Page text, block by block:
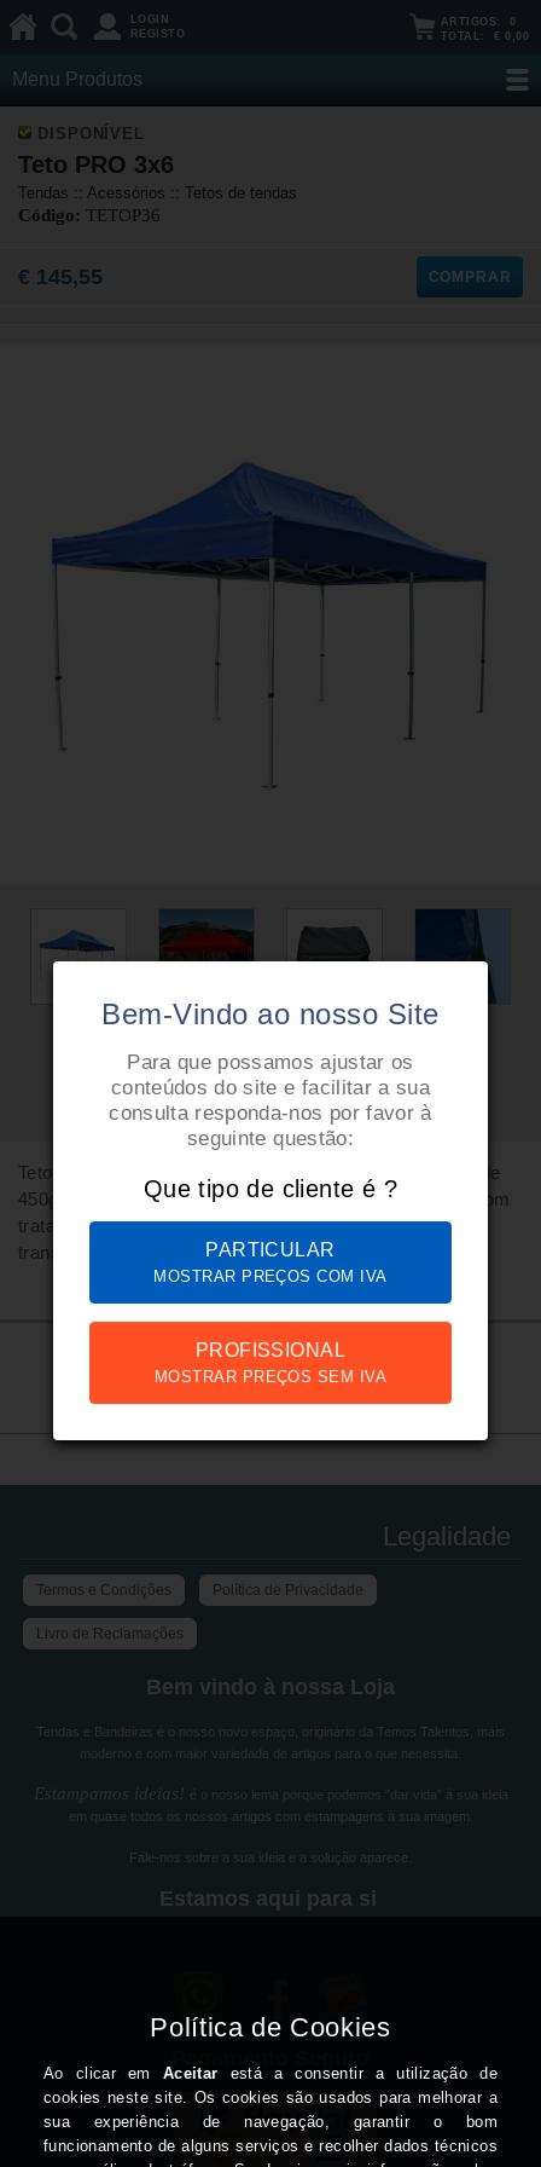
Bem-Vindo ao nosso Site
Para que possamos ajustar os
conteúdos do site e facilitar a sua
consulta responda-nos por favor à
seguinte questão:
Que tipo de cliente é ?
PARTICULAR
MOSTRAR PREÇOS COM IVA
PROFISSIONAL
MOSTRAR PREÇOS SEM IVA
LOGIN
REGISTO
ARTIGOS: 0
TOTAL: € 0,00
Menu Produtos
DISPONÍVEL
Teto PRO 3x6
Tendas :: Acessórios :: Tetos de tendas
Código: TETOP36
€ 145,55 COMPRAR
Tetos para tendas PRO e PREMIUM em lona poliéster de
450gs/m2, 100% impermeáveis e resistentes aos UV, com
tratamento interior resistente ao fogo. Dobrável, fácil de
transportar, vem com saco de arrumação incluído.
Legalidade
Termos e Condições Política de Privacidade
Livro de Reclamações
Bem vindo à nossa Loja
Tendas e Bandeiras é o nosso novo espaço, originário da Temos Talentos, mais
moderno e com maior variedade de artigos para o que necessita.
Estampamos ideias! é o nosso lema porque podemos "dar vida" à sua ideia
em quase todos os nossos artigos com estampagens à sua imagem.
Fale-nos sobre a sua ideia e a solução aparece.
Estamos aqui para si